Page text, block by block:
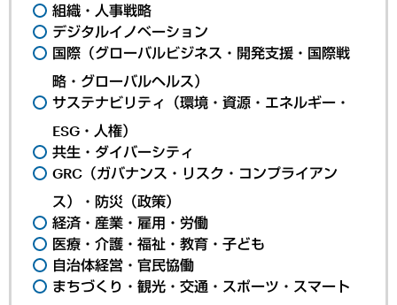
組織・人事戦略
デジタルイノベーション
国際（グローバルビジネス・開発支援・国際戦
略・グローバルヘルス）
サステナビリティ（環境・資源・エネルギー・
ESG・人権）
共生・ダイバーシティ
GRC（ガバナンス・リスク・コンプライアン
ス）・防災（政策）
経済・産業・雇用・労働
医療・介護・福祉・教育・子ども
自治体経営・官民協働
まちづくり・観光・交通・スポーツ・スマート